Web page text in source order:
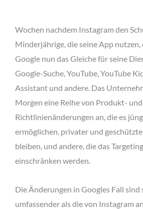
Wochen nachdem Instagram den
Minderjährige, die seine App
Google nun das Gleiche für seine
Google-Suche, YouTube, YouTube
Assistant und andere. Das
Morgen eine Reihe von Produkt- und
Richtlinienänderungen an, die es
ermöglichen, privater und
bleiben, und andere, die das
einschränken werden.
Die Änderungen in Googles Fall sind
umfassender als die von Instagram